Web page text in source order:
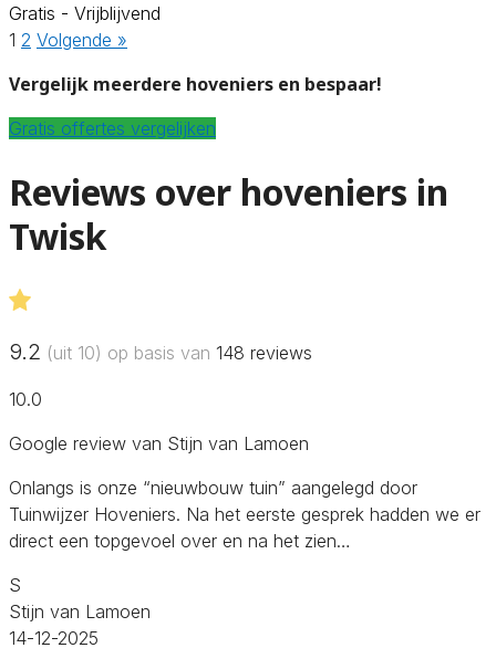
Gratis - Vrijblijvend
1 2 Volgende »
Vergelijk meerdere hoveniers en bespaar!
Gratis offertes vergelijken
Reviews over hoveniers in
Twisk
9.2 (uit 10) op basis van 148 reviews
10.0
Google review van Stijn van Lamoen
Onlangs is onze “nieuwbouw tuin” aangelegd door
Tuinwijzer Hoveniers. Na het eerste gesprek hadden we er
direct een topgevoel over en na het zien…
S
Stijn van Lamoen
14-12-2025